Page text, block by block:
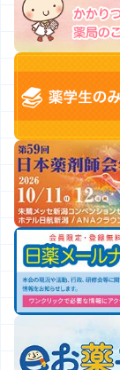
2026.08.03
日薬メールナビ
更
2026.07.31
令和８年度自殺
2026.07.15
新医薬品の薬価